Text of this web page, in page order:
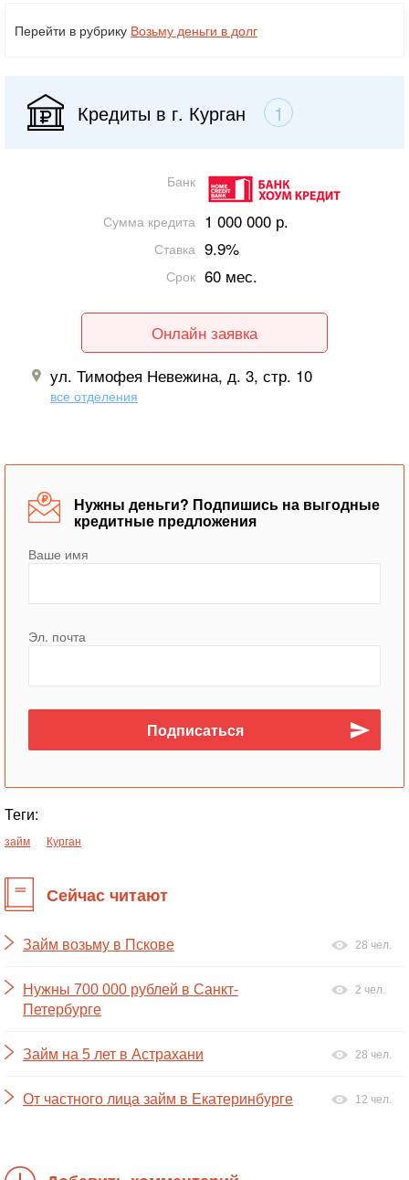
Перейти в рубрику Возьму деньги в долг
Кредиты в г. Курган 1
Банк
Сумма кредита 1 000 000 р.
Ставка 9.9%
Срок 60 мес.
Онлайн заявка
ул. Тимофея Невежина, д. 3, стр. 10
все отделения
Нужны деньги? Подпишись на выгодные
кредитные предложения
Ваше имя
Эл. почта
Теги:
займ Курган
Сейчас читают
Займ возьму в Пскове 28 чел.
Нужны 700 000 рублей в Санкт-
Петербурге
2 чел.
Займ на 5 лет в Астрахани 28 чел.
От частного лица займ в Екатеринбурге 12 чел.